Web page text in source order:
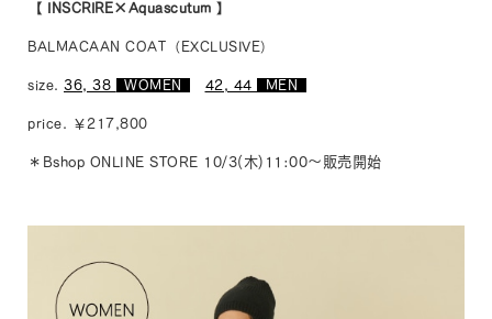
【 INSCRIRE×Aquascutum 】
BALMACAAN COAT（EXCLUSIVE）
size. 36, 38 WOMEN 42, 44 MEN
price. ￥217,800
＊Bshop ONLINE STORE 10/3(木)11:00～販売開始